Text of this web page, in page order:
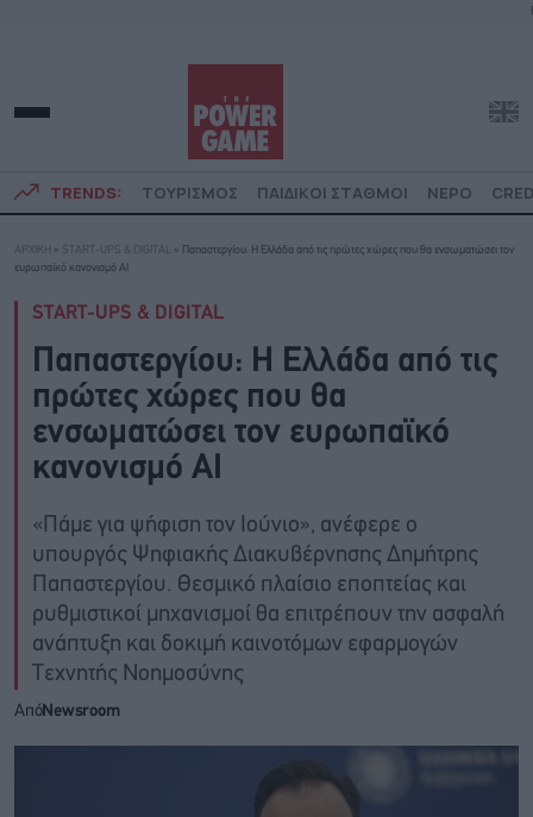
TRENDS: ΤΟΥΡΙΣΜΟΣ ΠΑΙΔΙΚΟΙ ΣΤΑΘΜΟΙ ΝΕΡΟ
ΑΡΧΙΚΗ » START-UPS & DIGITAL »
Παπαστεργίου: Η Ελλάδα από τις πρώτες χώρες που θα ενσωματώσει τον
ευρωπαϊκό κανονισμό AI
START-UPS & DIGITAL
Παπαστεργίου: Η Ελλάδα από τις
πρώτες χώρες που θα
ενσωματώσει τον ευρωπαϊκό
κανονισμό AI
«Πάμε για ψήφιση τον Ιούνιο», ανέφερε ο
υπουργός Ψηφιακής Διακυβέρνησης Δημήτρης
Παπαστεργίου. Θεσμικό πλαίσιο εποπτείας και
ρυθμιστικοί μηχανισμοί θα επιτρέπουν την ασφαλή
ανάπτυξη και δοκιμή καινοτόμων εφαρμογών
Τεχνητής Νοημοσύνης
ΑπόNewsroom